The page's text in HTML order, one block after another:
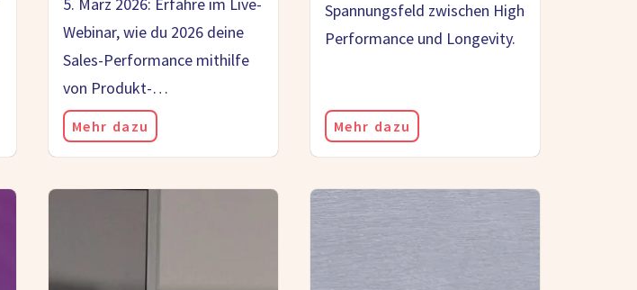
Webinar, wie du 2026 deine
Sales-Performance mithilfe
von Produkt-…
Mehr dazu
Spannungsfeld zwischen High
Performance und Longevity.
Mehr dazu